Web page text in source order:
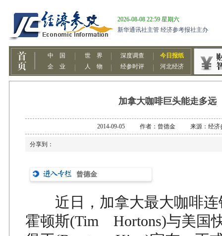
加拿大咖啡巨头能走多远
2014-09-05 作者：曾德金 来源：经济
分享到：
曾德金
近日，加拿大最大咖啡连
霍顿斯(Tim Hortons)与美国